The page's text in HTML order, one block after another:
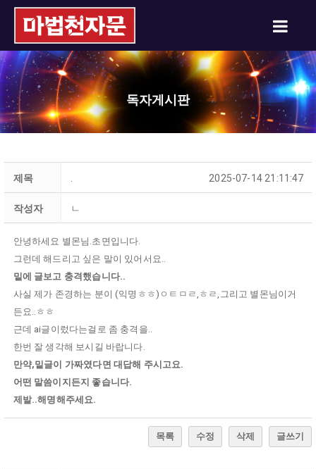
독자게시판
제목 2025-07-14 21:11:47
작성자 ㄴ
안녕하세요 별몬님.초면입니다.
그런데 해드리고 싶은 말이 있어서요..
밑에 글보고 충격했습니다..
​사실 제가 존경하는 분이 (익명ㅎㅎ)ㅇㅌㅁㄹ,ㅎㄹ,그리고 별몬님이거
든요..ㅎㅎ
근데 ai글이렀다는걸로 좀 충격을..
한번 잘 생각해 보시길 바랍니다.
만약,밑글이 가짜였다면 대답해 주시고요.
어떤 말씀이지든지 좋습니다.
제발..해명해주세요.
목록 수정 삭제 글쓰기